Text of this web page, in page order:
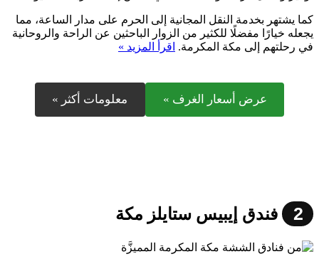
كما يشتهر بخدمة النقل المجانية إلى الحرم على مدار الساعة، مما
يجعله خيارًا مفضلًا للكثير من الزوار الباحثين عن الراحة والروحانية
في رحلتهم إلى مكة المكرمة. اقرأ المزيد »
عرض أسعار الغرف » معلومات أكثر »
2 فندق إيبيس ستايلز مكة